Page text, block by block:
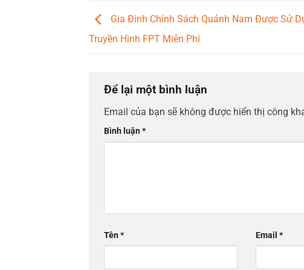
Gia Đình Chính Sách Quảnh Nam Được Sử
Truyền Hình FPT Miễn Phí
Để lại một bình luận
Email của bạn sẽ không được hiển thị công
Bình luận*
Tên* Email *